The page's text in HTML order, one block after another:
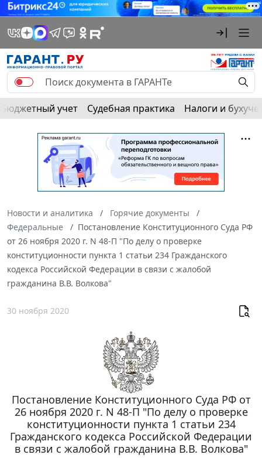
Бюджетный учет Судебная практика Налоги и
Новости и аналитика
Горячие документы
Федеральные
Постановление Конституционного Суда РФ
от 26 ноября 2020 г. N 48-П "По делу о проверке
конституционности пункта 1 статьи 234 Гражданского
кодекса Российской Федерации в связи с жалобой
гражданина В.В. Волкова"
30 ноября 2020
Постановление Конституционного Суда РФ от
26 ноября 2020 г. N 48-П "По делу о проверке
конституционности пункта 1 статьи 234
Гражданского кодекса Российской Федерации
в связи с жалобой гражданина В.В. Волкова"